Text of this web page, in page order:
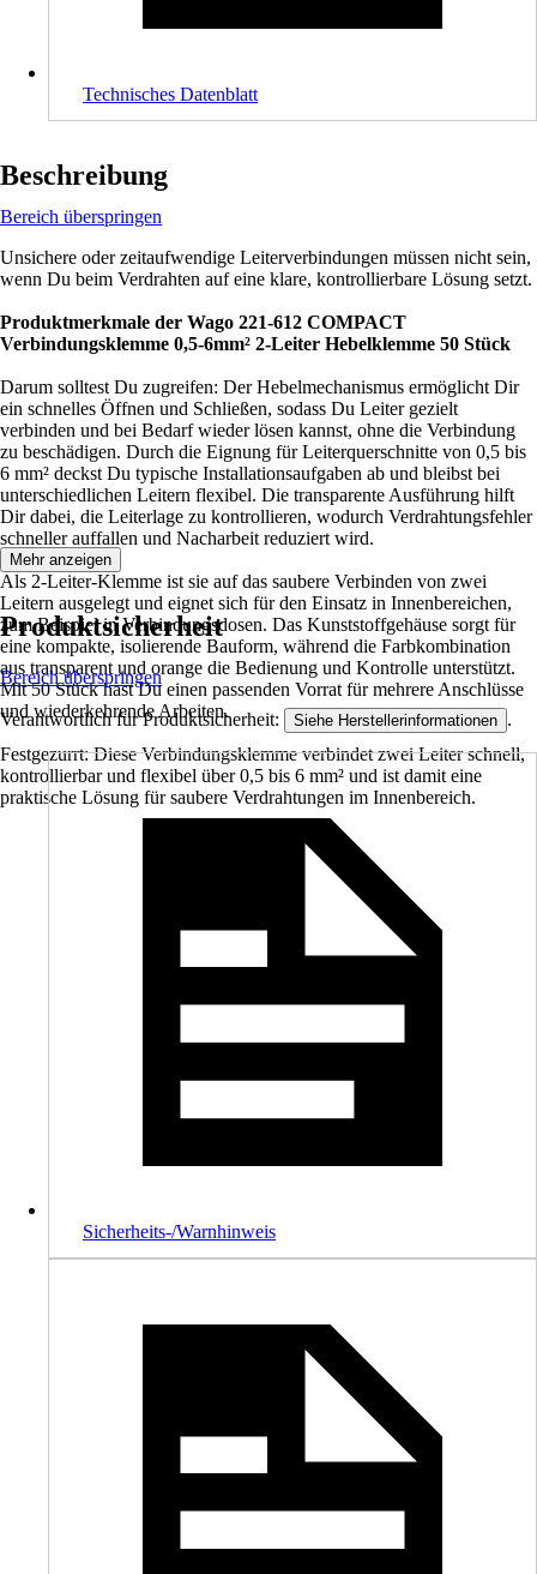
Technisches Datenblatt
Beschreibung
Bereich überspringen
Unsichere oder zeitaufwendige Leiterverbindungen müssen nicht sein,
wenn Du beim Verdrahten auf eine klare, kontrollierbare Lösung setzt.
Produktmerkmale der Wago 221-612 COMPACT
Verbindungsklemme 0,5-6mm² 2-Leiter Hebelklemme 50 Stück
Darum solltest Du zugreifen: Der Hebelmechanismus ermöglicht Dir
ein schnelles Öffnen und Schließen, sodass Du Leiter gezielt
verbinden und bei Bedarf wieder lösen kannst, ohne die Verbindung
zu beschädigen. Durch die Eignung für Leiterquerschnitte von 0,5 bis
6 mm² deckst Du typische Installationsaufgaben ab und bleibst bei
unterschiedlichen Leitern flexibel. Die transparente Ausführung hilft
Dir dabei, die Leiterlage zu kontrollieren, wodurch Verdrahtungsfehler
schneller auffallen und Nacharbeit reduziert wird.
Als 2-Leiter-Klemme ist sie auf das saubere Verbinden von zwei
Leitern ausgelegt und eignet sich für den Einsatz in Innenbereichen,
zum Beispiel in Verbindungsdosen. Das Kunststoffgehäuse sorgt für
eine kompakte, isolierende Bauform, während die Farbkombination
aus transparent und orange die Bedienung und Kontrolle unterstützt.
Mit 50 Stück hast Du einen passenden Vorrat für mehrere Anschlüsse
und wiederkehrende Arbeiten.
Festgezurrt: Diese Verbindungsklemme verbindet zwei Leiter schnell,
kontrollierbar und flexibel über 0,5 bis 6 mm² und ist damit eine
praktische Lösung für saubere Verdrahtungen im Innenbereich.
Mehr anzeigen
Produktsicherheit
Bereich überspringen
Verantwortlich für Produktsicherheit: Siehe Herstellerinformationen .
Sicherheits-/Warnhinweis